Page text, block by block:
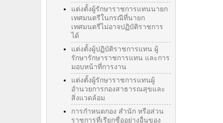
แต่งตั้งผู้รักษาราชการแทนนายก
เทศมนตรีในกรณีที่นายก
เทศมนตรีไม่อาจปฏิบัติราชการ
ได้
แต่งตั้งผู้ปฏิบัติราชการแทน ผู้
รักษารักษาราชการแทน และการ
มอบหน้าที่การงาน
แต่งตั้งผู้รักษาราชการแทนผู้
อำนวยการกองสาธารณสุขและ
สิ่งแวดล้อม
การกำหนดกอง สำนัก หรือส่วน
ราชการที่เรียกชื่ออย่างอื่นของ